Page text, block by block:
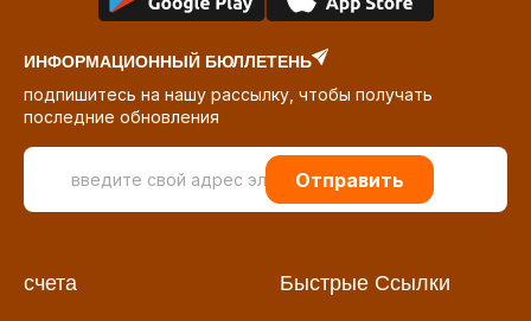
ИНФОРМАЦИОННЫЙ БЮЛЛЕТЕНЬ
подпишитесь на нашу рассылку, чтобы получать
последние обновления
Отправить
счета Быстрые Ссылки